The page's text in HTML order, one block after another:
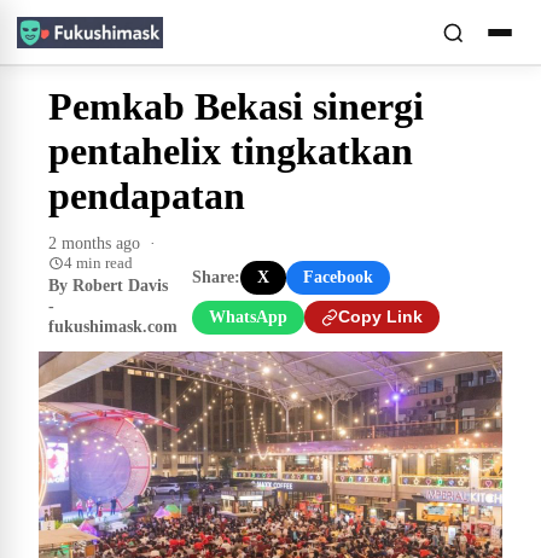
Pemkab Bekasi sinergi
pentahelix tingkatkan
pendapatan
2 months ago ·
4 min read
By Robert Davis
-
fukushimask.com
Share: X Facebook
WhatsApp Copy Link